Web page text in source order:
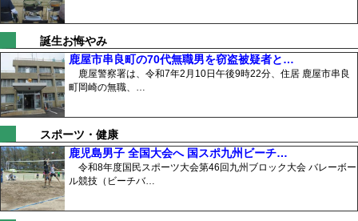
誕生お悔やみ
鹿屋市串良町の70代無職男を窃盗被疑者と…
鹿屋警察署は、令和7年2月10日午後9時22分、住居 鹿屋市串良
町岡崎の無職、…
スポーツ・健康
鹿児島男子 全国大会へ 国スポ九州ビーチ…
令和8年度国民スポーツ大会第46回九州ブロック大会 バレーボー
ル競技（ビーチバ…